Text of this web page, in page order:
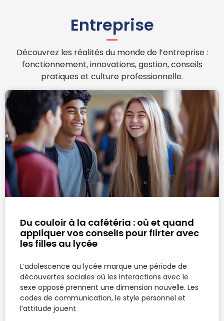
Entreprise
Découvrez les réalités du monde de l’entreprise :
fonctionnement, innovations, gestion, conseils
pratiques et culture professionnelle.
Du couloir à la cafétéria : où et quand
appliquer vos conseils pour flirter avec
les filles au lycée
L’adolescence au lycée marque une période de
découvertes sociales où les interactions avec le
sexe opposé prennent une dimension nouvelle. Les
codes de communication, le style personnel et
l’attitude jouent